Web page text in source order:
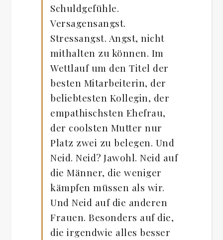
Schuldgefühle.
Versagensangst.
Stressangst. Angst, nicht
mithalten zu können. Im
Wettlauf um den Titel der
besten Mitarbeiterin, der
beliebtesten Kollegin, der
empathischsten Ehefrau,
der coolsten Mutter nur
Platz zwei zu belegen. Und
Neid. Neid? Jawohl. Neid auf
die Männer, die weniger
kämpfen müssen als wir.
Und Neid auf die anderen
Frauen. Besonders auf die,
die irgendwie alles besser